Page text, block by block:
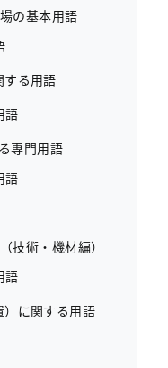
の基本用語
する用語
語
専門用語
語
技術・機材編）
語
）に関する用語